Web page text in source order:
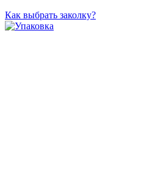
Как выбрать заколку?